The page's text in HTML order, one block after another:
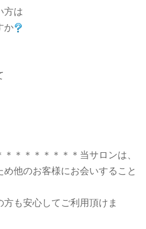
方は
か
＊＊＊＊＊＊＊当サロンは、
他のお客様にお会いすること
も安心してご利用頂けま